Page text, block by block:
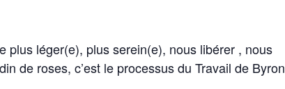
plus léger(e), plus serein(e), nous libérer , nous
de roses, c’est le processus du Travail de Byron